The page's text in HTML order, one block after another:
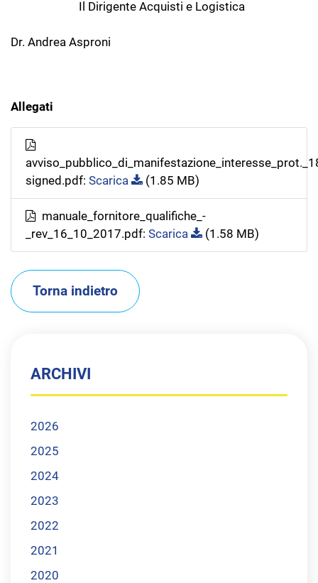
Il Dirigente Acquisti e Logistica
Dr. Andrea Asproni
Allegati
signed.pdf: Scarica (1.85 MB)
manuale_fornitore_qualifiche_-
_rev_16_10_2017.pdf: Scarica (1.58 MB)
Torna indietro
ARCHIVI
2026
2025
2024
2023
2022
2021
2020